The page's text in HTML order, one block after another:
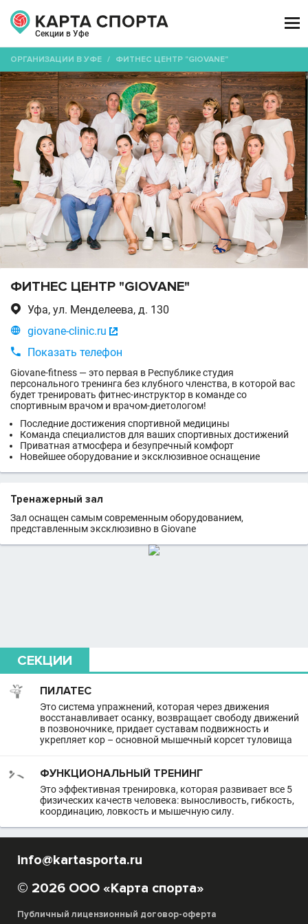
Секции в Уфе

ОРГАНИЗАЦИИ В УФЕ / ФИТНЕС ЦЕНТР "GIOVANE"
ФИТНЕС ЦЕНТР "GIOVANE"
 Уфа, ул. Менделеева, д. 130
 giovane-clinic.ru 

Показать телефон
Giovane-fitness — это первая в Республике студия
персонального тренинга без клубного членства, в которой вас
будет тренировать фитнес-инструктор в команде со
спортивным врачом и врачом-диетологом!
Последние достижения спортивной медицины
Команда специалистов для ваших спортивных достижений
Приватная атмосфера и безупречный комфорт
Новейшее оборудование и эксклюзивное оснащение
Тренажерный зал
Зал оснащен самым современным оборудованием,
представленным эксклюзивно в Giovane
СЕКЦИИ
ПИЛАТЕС
Это система упражнений, которая через движения
восстанавливает осанку, возвращает свободу движений
в позвоночнике, придает суставам подвижность и
укрепляет кор – основной мышечный корсет туловища
ФУНКЦИОНАЛЬНЫЙ ТРЕНИНГ
Это эффективная тренировка, которая развивает все 5
физических качеств человека: выносливость, гибкость,
координацию, ловкость и мышечную силу.
info@kartasporta.ru
© 2026 ООО «Карта спорта»
Публичный лицензионный договор-оферта